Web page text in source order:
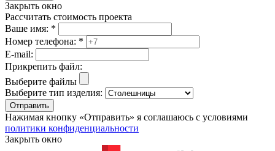
Закрыть окно
Рассчитать стоимость проекта
Ваше имя: *
Номер телефона: *
E-mail:
Прикрепить файл:
Выберите файлы
Выберите тип изделия:
Отправить
Нажимая кнопку «Отправить» я соглашаюсь с условиями
политики конфиденциальности
Закрыть окно